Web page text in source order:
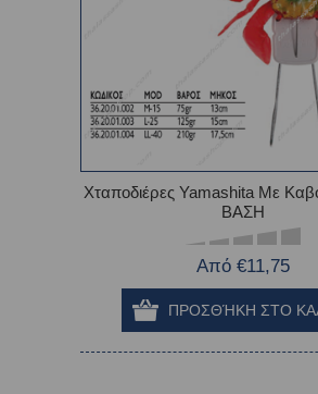
Χταποδιέρες Yamashita Με
ΒΑΣΗ
Από €11,75